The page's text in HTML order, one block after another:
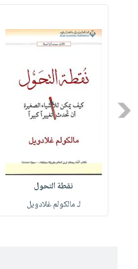
Previous
نقطة التحول
لـ مالكولم غلادويل